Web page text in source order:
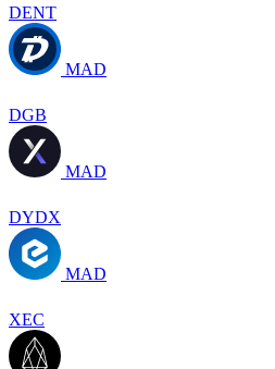
DENT
MAD
DGB
MAD
DYDX
MAD
XEC